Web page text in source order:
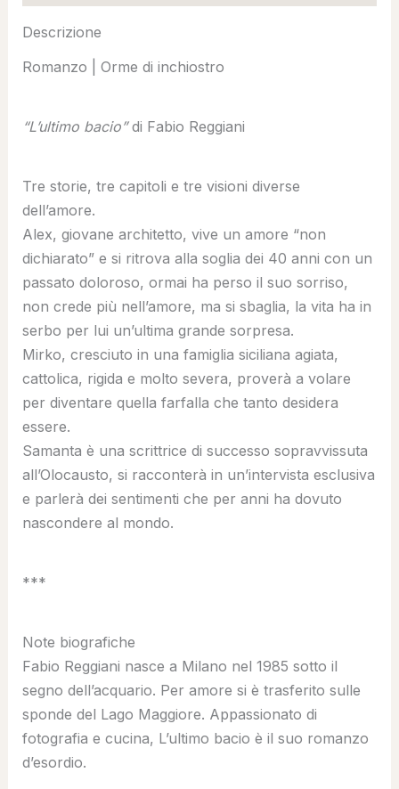
Descrizione
Romanzo | Orme di inchiostro
“L’ultimo bacio”di Fabio Reggiani
Tre storie, tre capitoli e tre visioni diverse
dell’amore.
Alex, giovane architetto, vive un amore “non
dichiarato” e si ritrova alla soglia dei 40 anni con un
passato doloroso, ormai ha perso il suo sorriso,
non crede più nell’amore, ma si sbaglia, la vita ha in
serbo per lui un’ultima grande sorpresa.
Mirko, cresciuto in una famiglia siciliana agiata,
cattolica, rigida e molto severa, proverà a volare
per diventare quella farfalla che tanto desidera
essere.
Samanta è una scrittrice di successo sopravvissuta
all’Olocausto, si racconterà in un’intervista esclusiva
e parlerà dei sentimenti che per anni ha dovuto
nascondere al mondo.
***
Note biografiche
Fabio Reggiani nasce a Milano nel 1985 sotto il
segno dell’acquario. Per amore si è trasferito sulle
sponde del Lago Maggiore. Appassionato di
fotografia e cucina, L’ultimo bacio è il suo romanzo
d’esordio.